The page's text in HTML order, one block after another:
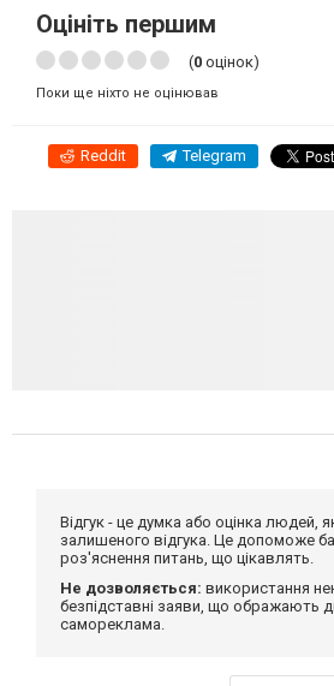
Оцініть першим
(0 оцінок)
Поки ще ніхто не оцінював
Reddit Telegram
Відгук - це думка або оцінка
залишеного відгука. Це допоможе
роз'яснення питань, що цікавлять.
Не дозволяється: використання
безпідставні заяви, що ображають
самореклама.